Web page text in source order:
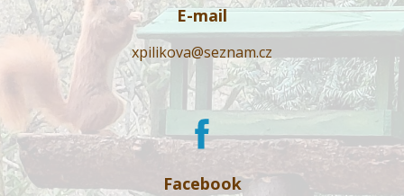
E-mail
xpilikova@seznam.cz
Facebook